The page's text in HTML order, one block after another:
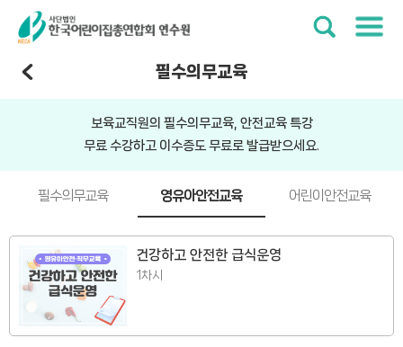
필수의무교육
보육교직원의 필수의무교육, 안전교육 특강
무료 수강하고 이수증도 무료로 발급받으세요.
필수의무교육 영유아안전교육 어린이안전교육
건강하고 안전한 급식운영
1차시